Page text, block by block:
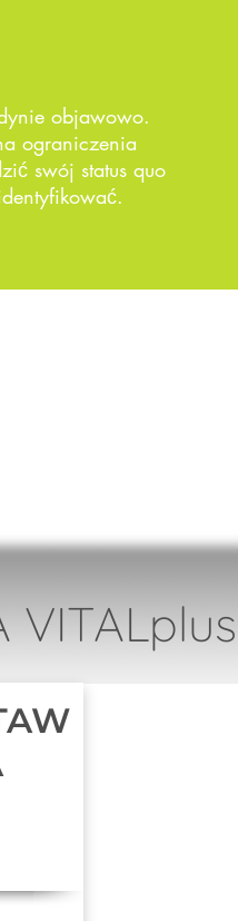
objawowo.
ograniczenia
swój status quo
VITALplus